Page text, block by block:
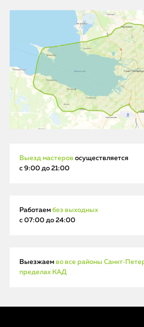
Выезд мастеров осуществляется
с 9:00 до 21:00
Работаем без выходных
с 07:00 до 24:00
Выезжаем во все районы
пределах КАД